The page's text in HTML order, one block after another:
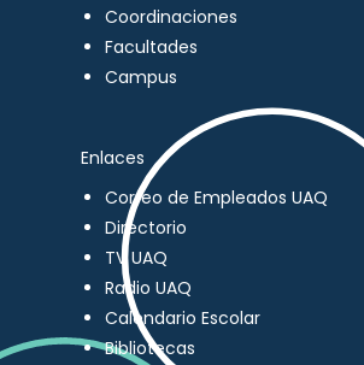
Coordinaciones
Facultades
Campus
Enlaces
Correo de Empleados UAQ
Directorio
TV UAQ
Radio UAQ
Calendario Escolar
Bibliotecas